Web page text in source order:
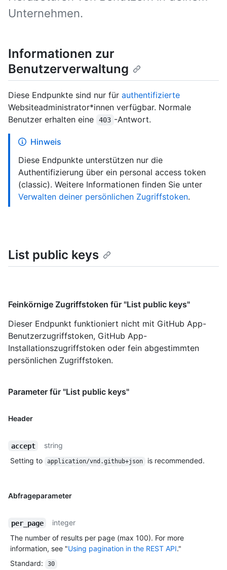
Unternehmen.
Informationen zur
Benutzerverwaltung
Diese Endpunkte sind nur für authentifizierte
Websiteadministrator*innen verfügbar. Normale
Benutzer erhalten eine
403 -Antwort.
Hinweis
Diese Endpunkte unterstützen nur die
Authentifizierung über ein personal access token
(classic). Weitere Informationen finden Sie unter
Verwalten deiner persönlichen Zugriffstoken.
List public keys
Feinkörnige Zugriffstoken für "List public keys"
Dieser Endpunkt funktioniert nicht mit GitHub App-
Benutzerzugriffstoken, GitHub App-
Installationszugriffstoken oder fein abgestimmten
persönlichen Zugriffstoken.
Parameter für "List public keys"
Header
accept
string
Setting to
application/vnd.github+json is recommended.
Abfrageparameter
per_page
integer
The number of results per page (max 100). For more
information, see "Using pagination in the REST API."
Standard: 30